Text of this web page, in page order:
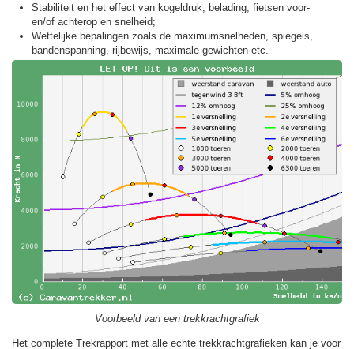
Stabiliteit en het effect van kogeldruk, belading, fietsen voor-
en/of achterop en snelheid;
Wettelijke bepalingen zoals de maximumsnelheden, spiegels,
bandenspanning, rijbewijs, maximale gewichten etc.
Voorbeeld van een trekkrachtgrafiek
Het complete Trekrapport met alle echte trekkrachtgrafieken kan je voor